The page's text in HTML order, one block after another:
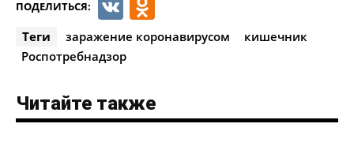
ПОДЕЛИТЬСЯ:
Теги заражение коронавирусом
кишечник
Роспотребнадзор
Читайте также